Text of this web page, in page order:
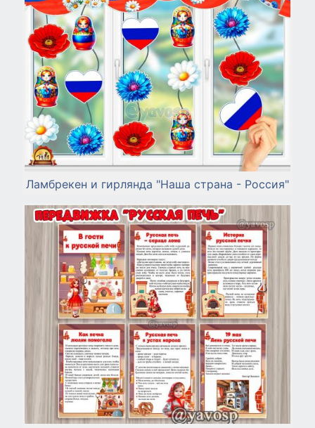
Ламбрекен и гирлянда "Наша страна - Россия"